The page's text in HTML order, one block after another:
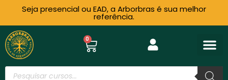
Seja presencial ou EAD, a Arborbras é sua melhor
referência.
0